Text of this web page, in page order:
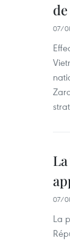
07/
07/
La